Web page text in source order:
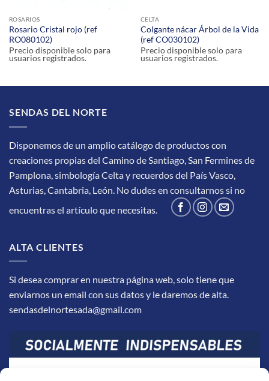
ROSARIOS
Rosario Cristal rojo (ref
RO080102)
Precio disponible solo para
usuarios registrados.
CELTA
Colgante nácar Árbol de la Vida
(ref CO030102)
Precio disponible solo para
usuarios registrados.
SENDAS DEL NORTE
Disponemos de un amplio catálogo de productos con
creaciones propias del Camino de Santiago, San Fermines de
Pamplona, simbología Celta y recuerdos del País Vasco,
Asturias, Cantabria, León. No dudes en consultarnos si no
encuentras el artículo que necesitas.
ALTA CLIENTES
Si desea comprar en nuestra página web, solo tiene que
enviarnos un email con sus datos y le daremos de alta.
sendasdelnortesada@gmail.com